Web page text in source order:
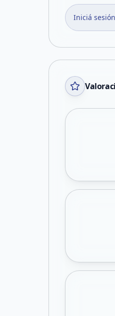
Iniciá sesión